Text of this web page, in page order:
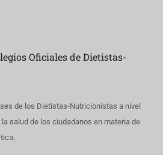
Oficiales de Dietistas-
de los Dietistas-Nutricionistas a nivel
salud de los ciudadanos en materia de